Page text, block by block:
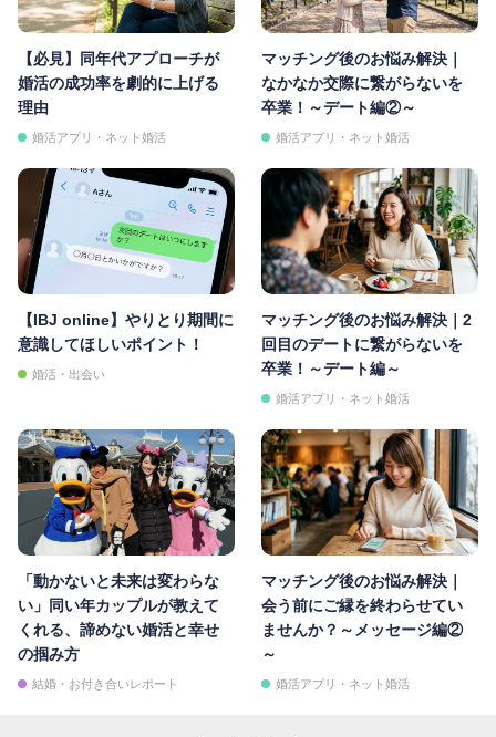
【必見】同年代アプローチが
婚活の成功率を劇的に上げる
理由
婚活アプリ・ネット婚活
マッチング後のお悩み解決｜
なかなか交際に繋がらないを
卒業！～デート編②～
婚活アプリ・ネット婚活
【IBJ online】やりとり期間に
意識してほしいポイント！
婚活・出会い
マッチング後のお悩み解決｜2
回目のデートに繋がらないを
卒業！～デート編～
婚活アプリ・ネット婚活
「動かないと未来は変わらな
い」同い年カップルが教えて
くれる、諦めない婚活と幸せ
の掴み方
結婚・お付き合いレポート
マッチング後のお悩み解決｜
会う前にご縁を終わらせてい
ませんか？～メッセージ編②
～
婚活アプリ・ネット婚活